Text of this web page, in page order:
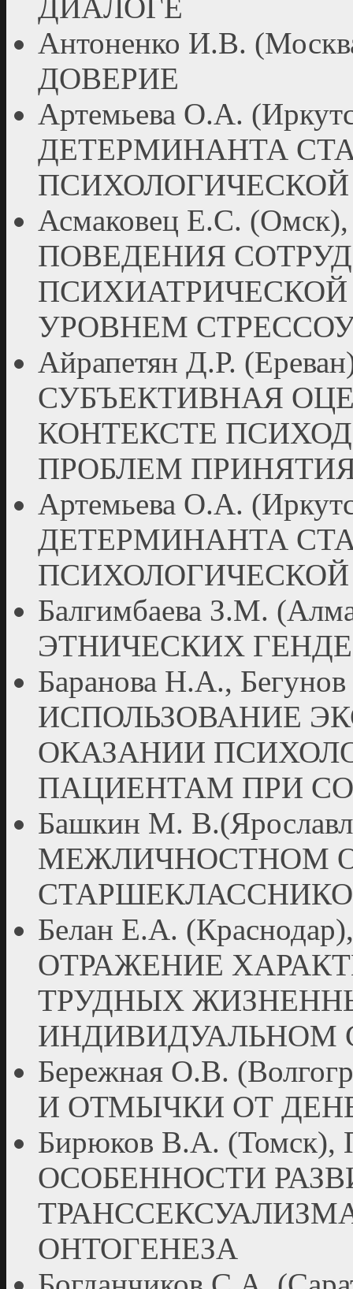
ДИАЛОГЕ
Антоненко И.В.
ДОВЕРИЕ
Артемьева О.А.
ДЕТЕРМИНАНТА
Асмаковец Е.С.
ПОВЕДЕНИЯ
УРОВНЕМ
Айрапетян Д.Р.
СУБЪЕКТИВНАЯ
КОНТЕКСТЕ
ПРОБЛЕМ
Артемьева О.А.
ДЕТЕРМИНАНТА
Балгимбаева З.М.
ЭТНИЧЕСКИХ
Баранова Н.А.,
ИСПОЛЬЗОВАНИЕ
ОКАЗАНИИ
ПАЦИЕНТАМ ПРИ
Башкин М.
МЕЖЛИЧНОСТНОМ
Белан Е.А.
ОТРАЖЕНИЕ
ТРУДНЫХ
ИНДИВИДУАЛЬНОМ
Бережная О.В.
И ОТМЫЧКИ ОТ
Бирюков В.А.
ОСОБЕННОСТИ
ОНТОГЕНЕЗА